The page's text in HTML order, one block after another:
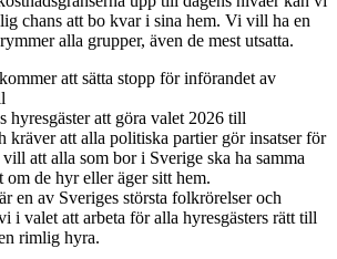
chans att bo kvar i sina hem. Vi vill ha en
alla grupper, även de mest utsatta.
att sätta stopp för införandet av
hyresgäster att göra valet 2026 till
kräver att alla politiska partier gör insatser för
att alla som bor i Sverige ska ha samma
om de hyr eller äger sitt hem.
en av Sveriges största folkrörelser och
i valet att arbeta för alla hyresgästers rätt till
rimlig hyra.